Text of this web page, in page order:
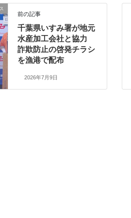
前の記事
千葉県いすみ署が地元
水産加工会社と協力
詐欺防止の啓発チラシ
を漁港で配布
2026年7月9日